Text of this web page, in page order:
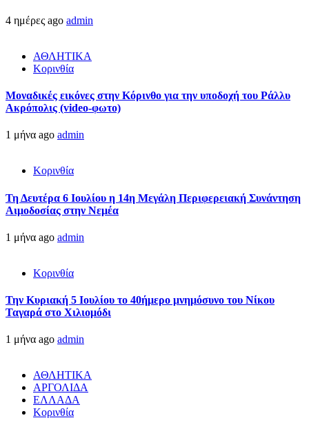
4 ημέρες ago admin
ΑΘΛΗΤΙΚΑ
Κορινθία
Μοναδικές εικόνες στην Κόρινθο για την υποδοχή του Ράλλυ
Ακρόπολις (video-φωτο)
1 μήνα ago admin
Κορινθία
Τη Δευτέρα 6 Ιουλίου η 14η Μεγάλη Περιφερειακή Συνάντηση
Αιμοδοσίας στην Νεμέα
1 μήνα ago admin
Κορινθία
Την Κυριακή 5 Ιουλίου το 40ήμερο μνημόσυνο του Νίκου
Ταγαρά στο Χιλιομόδι
1 μήνα ago admin
ΑΘΛΗΤΙΚΑ
ΑΡΓΟΛΙΔΑ
ΕΛΛΑΔΑ
Κορινθία